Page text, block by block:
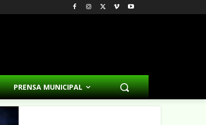
PRENSA MUNICIPAL